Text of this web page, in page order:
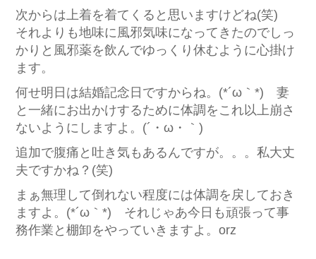
次からは上着を着てくると思いますけどね(笑)
それよりも地味に風邪気味になってきたのでしっ
かりと風邪薬を飲んでゆっくり休むように心掛け
ます。
何せ明日は結婚記念日ですからね。(*´ω｀*) 妻
と一緒にお出かけするために体調をこれ以上崩さ
ないようにしますよ。(´・ω・｀)
追加で腹痛と吐き気もあるんですが。。。私大丈
夫ですかね？(笑)
まぁ無理して倒れない程度には体調を戻しておき
ますよ。(*´ω｀*) それじゃあ今日も頑張って事
務作業と棚卸をやっていきますよ。orz